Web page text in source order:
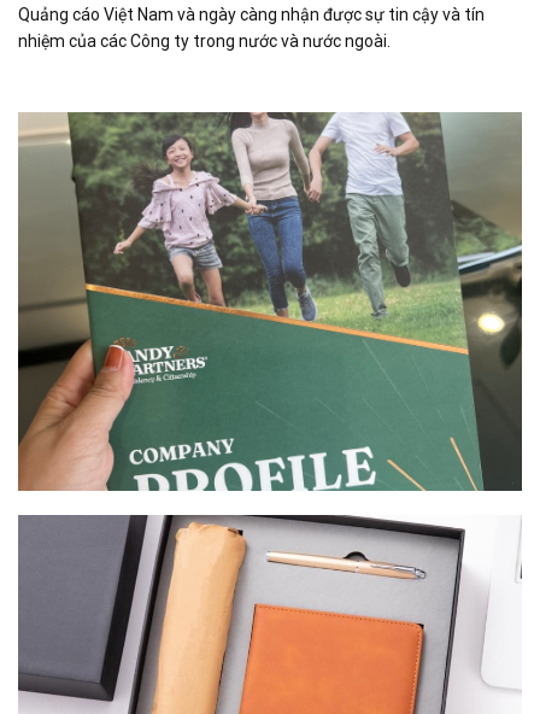
Quảng cáo Việt Nam và ngày càng nhận được sự tin cậy và tín
nhiệm của các Công ty trong nước và nước ngoài.